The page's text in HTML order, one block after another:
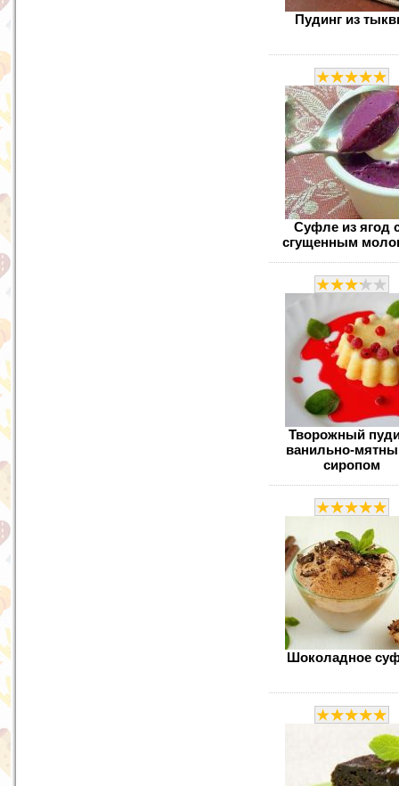
Пудинг из
Суфле из ягод
сгущенным
Творожный
ванильно-
сиропом
Шоколадное